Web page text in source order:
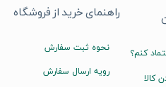
راهنمای خرید از فروشگاه
نحوه ثبت سفارش
رویه ارسال سفارش
کنم؟
کالا